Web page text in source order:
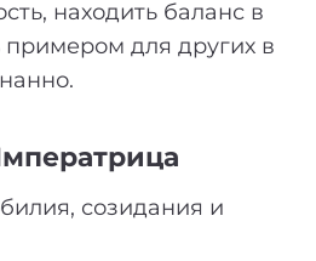
находить баланс в
для других в
созидания и